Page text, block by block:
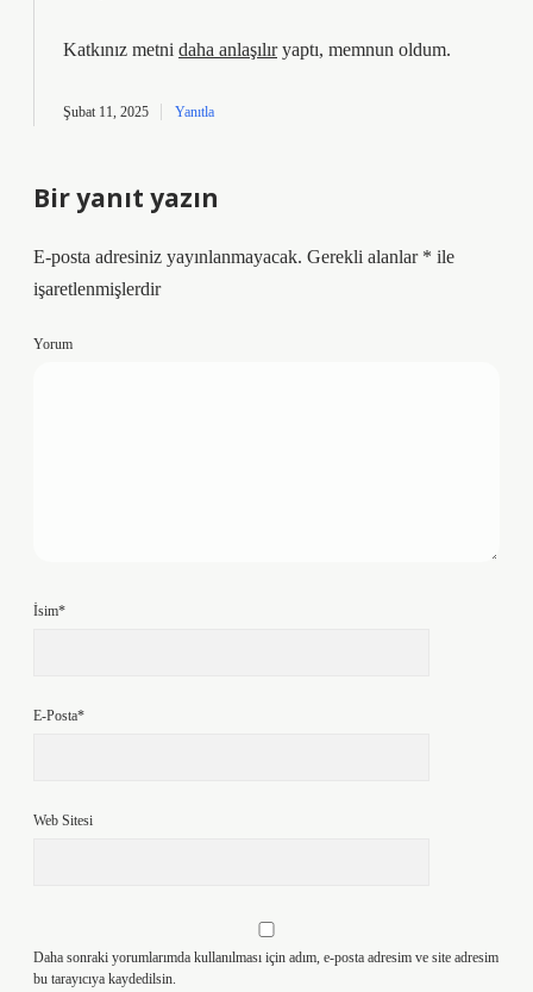
Katkınız metni daha anlaşılıryaptı, memnun oldum.
Şubat 11, 2025 Yanıtla
Bir yanıt yazın
E-posta adresiniz yayınlanmayacak. Gerekli alanlar * ile
işaretlenmişlerdir
Yorum
İsim*
E-Posta*
Web Sitesi
Daha sonraki yorumlarımda kullanılması için adım, e-posta adresim ve site adresim
bu tarayıcıya kaydedilsin.